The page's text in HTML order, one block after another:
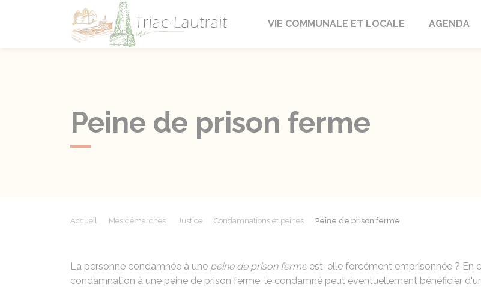
Triac-Lautrait
VIE COMMUNALE ET LOCALE AGENDA
Peine de prison ferme
Accueil Mes démarches Justice Condamnations et peines Peine de prison ferme
La personne condamnée à une peine de prison fermeest-elle forcément emprisonnée ? En
condamnation à une peine de prison ferme, le condamné peut éventuellement bénéficier